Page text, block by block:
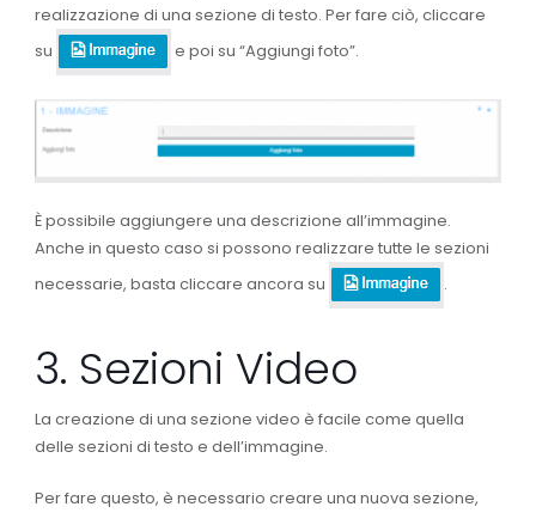
realizzazione di una sezione di testo. Per fare ciò, cliccare
su
e poi su “Aggiungi foto”.
È possibile aggiungere una descrizione all’immagine.
Anche in questo caso si possono realizzare tutte le sezioni
necessarie, basta cliccare ancora su
.
3. Sezioni Video
La creazione di una sezione video è facile come quella
delle sezioni di testo e dell’immagine.
Per fare questo, è necessario creare una nuova sezione,